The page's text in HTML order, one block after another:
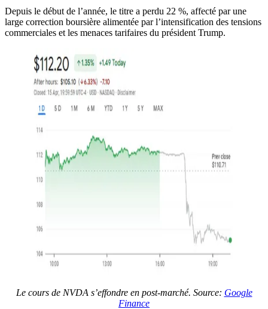
Depuis le début de l’année, le titre a perdu 22 %, affecté par une
large correction boursière alimentée par l’intensification des tensions
commerciales et les menaces tarifaires du président Trump.
Le cours de NVDA s’effondre en post-marché. Source: Google
Finance